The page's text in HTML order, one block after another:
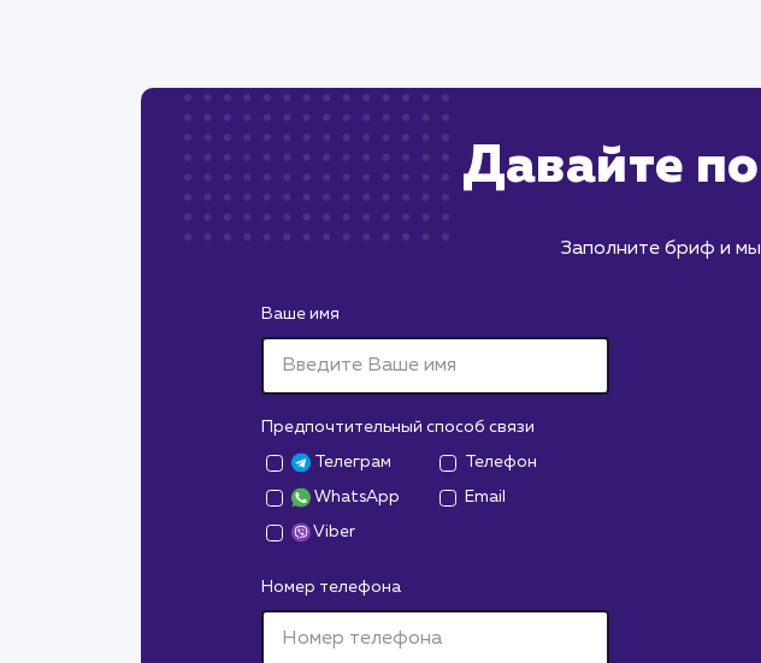
Давайте
Заполните бриф и
Ваше имя
Предпочтительный способ связи
Телеграм Телефон
WhatsApp Email
Viber
Номер телефона